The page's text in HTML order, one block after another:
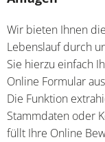
Wir bieten Ihnen
Lebenslauf durch
Sie hierzu einfach
Online Formular
Die Funktion
Stammdaten oder
füllt Ihre Online